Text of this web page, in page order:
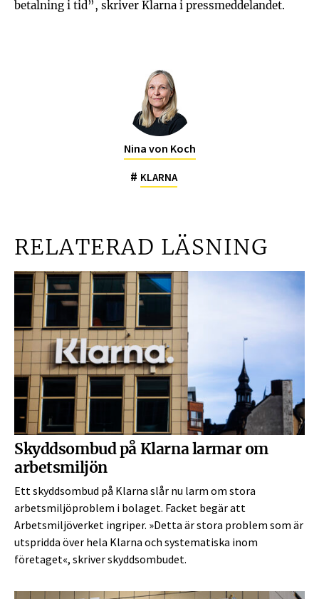
betalning i tid”, skriver Klarna i pressmeddelandet.
Nina von Koch
# KLARNA
RELATERAD LÄSNING
Skyddsombud på Klarna larmar om
arbetsmiljön
Ett skyddsombud på Klarna slår nu larm om stora
arbetsmiljöproblem i bolaget. Facket begär att
Arbetsmiljöverket ingriper. »Detta är stora problem som är
utspridda över hela Klarna och systematiska inom
företaget«, skriver skyddsombudet.